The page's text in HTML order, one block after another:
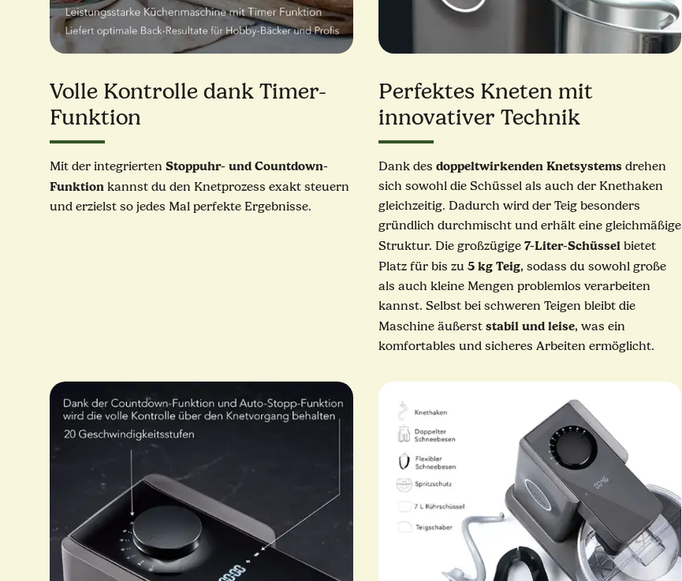
Volle Kontrolle dank Timer-
Funktion
Mit der integrierten Stoppuhr- und Countdown-
Funktion kannst du den Knetprozess exakt steuern
und erzielst so jedes Mal perfekte Ergebnisse.
Perfektes Kneten mit
innovativer Technik
Dank des doppeltwirkenden Knetsystems drehen
sich sowohl die Schüssel als auch der Knethaken
gleichzeitig. Dadurch wird der Teig besonders
gründlich durchmischt und erhält eine gleichmäßige
Struktur. Die großzügige 7-Liter-Schüsselbietet
Platz für bis zu 5 kg Teig, sodass du sowohl große
als auch kleine Mengen problemlos verarbeiten
kannst. Selbst bei schweren Teigen bleibt die
Maschine äußerst stabil und leise, was ein
komfortables und sicheres Arbeiten ermöglicht.